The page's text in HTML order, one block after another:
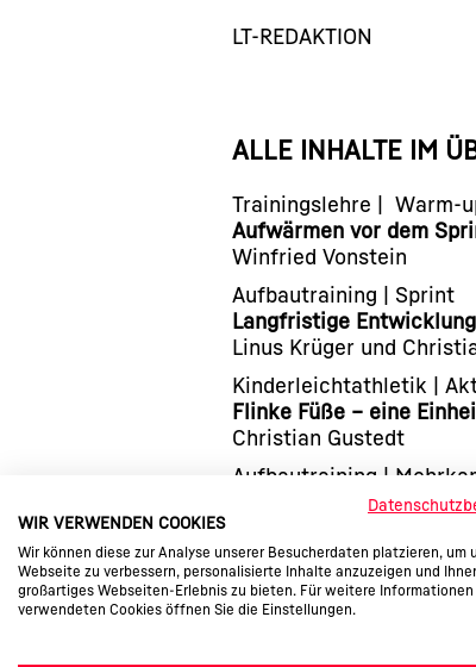
LT-REDAKTION
ALLE INHALTE IM
Trainingslehre | Warm-
Aufwärmen vor dem
Winfried Vonstein
Aufbautraining | Sprint
Langfristige
Linus Krüger und
Kinderleichtathletik |
Flinke Füße – eine
Christian Gustedt
Aufbautraining |
Wicket Runs =
Trainingslehre | Blick
All you need is speed!
Peter Schnabel und
WIR VERWENDEN COOKIES
Wir können diese zur Analyse unserer Besucherdaten platzieren, um
Webseite zu verbessern, personalisierte Inhalte anzuzeigen und
großartiges Webseiten-Erlebnis zu bieten. Für weitere Informationen
verwendeten Cookies öffnen Sie die Einstellungen.